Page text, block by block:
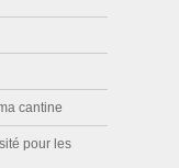
cantine
pour les